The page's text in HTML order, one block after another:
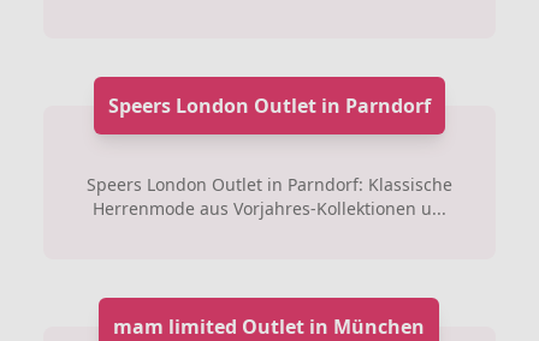
Speers London Outlet in Parndorf
Speers London Outlet in Parndorf: Klassische
Herrenmode aus Vorjahres-Kollektionen u...
mam limited Outlet in München